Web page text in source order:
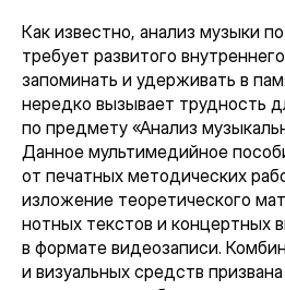
Как известно, анализ музыки
требует развитого
запоминать и удерживать в
нередко вызывает трудность
по предмету «Анализ
Данное мультимедийное
от печатных методических
изложение теоретического
нотных текстов и концертных
в формате видеозаписи.
и визуальных средств